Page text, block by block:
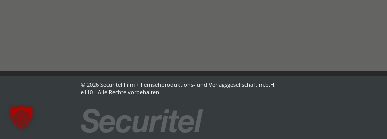
© 2026 Securitel Film + Fernsehproduktions- und Verlagsgesellschaft m.b.H.
e110 - Alle Rechte vorbehalten